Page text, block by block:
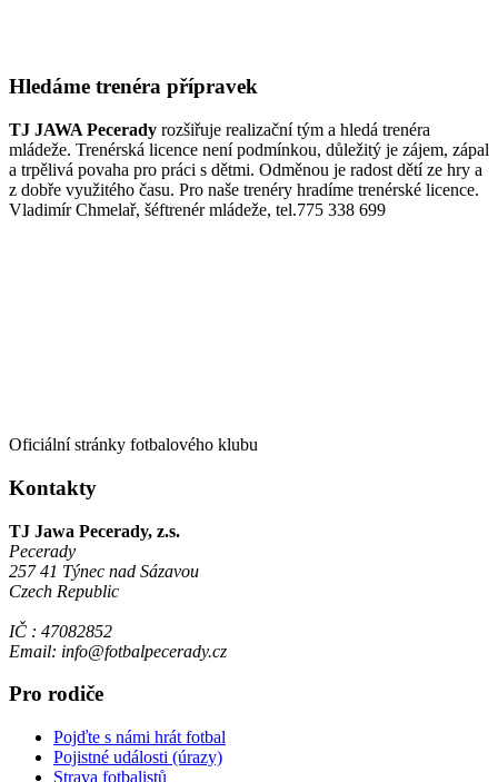
Hledáme trenéra přípravek
TJ JAWA Pecerady rozšiřuje realizační tým a hledá trenéra
mládeže. Trenérská licence není podmínkou, důležitý je zájem, zápal
a trpělivá povaha pro práci s dětmi. Odměnou je radost dětí ze hry a
z dobře využitého času. Pro naše trenéry hradíme trenérské licence.
Vladimír Chmelař, šéftrenér mládeže, tel.775 338 699
Oficiální stránky fotbalového klubu
Kontakty
TJ Jawa Pecerady, z.s.
Pecerady
257 41 Týnec nad Sázavou
Czech Republic
IČ : 47082852
Email: info@fotbalpecerady.cz
Pro rodiče
Pojďte s námi hrát fotbal
Pojistné události (úrazy)
Strava fotbalistů